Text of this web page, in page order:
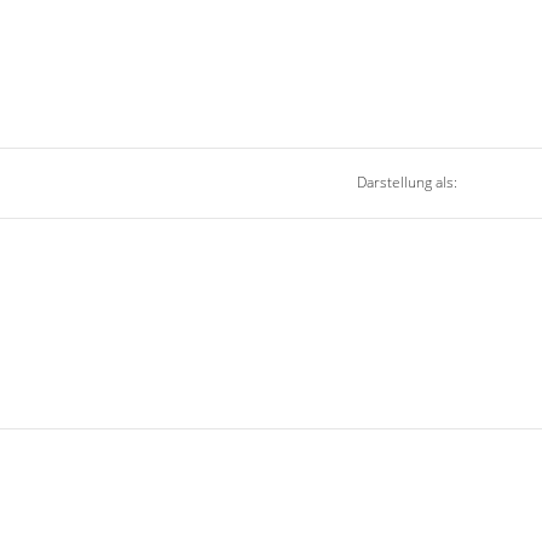
Darstellung als: